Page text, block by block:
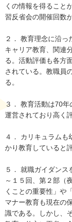
くの情報を得ること
習反省会の開催回数
２． 教育理念に沿っ
キャリア教育、関連
る。活動評価も各方
されている。教職員
る。
３． 教育活動は70
運営されており高く
４． カリキュラムも
かり教育していると
５． 就職ガイダンス
～１５回、第２部（
くことの重要性」や
マナー教育も現在の
識である。しかし、